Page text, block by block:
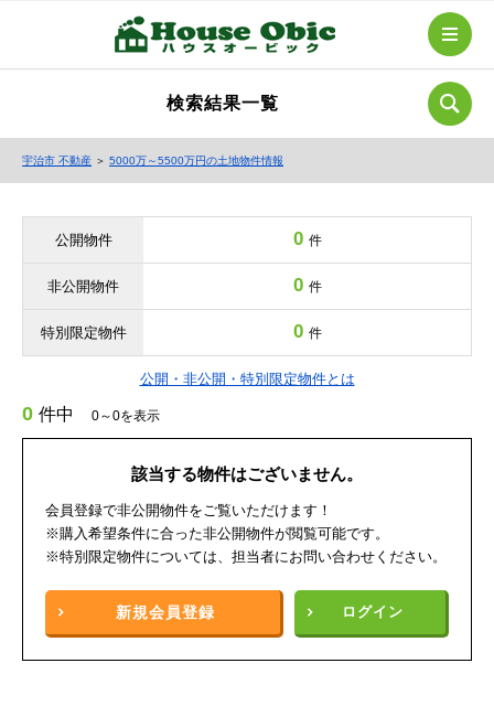
検索結果一覧
宇治市 不動産 ＞ 5000万～5500万円の土地物件情報
公開物件 0 件
非公開物件 0 件
特別限定物件 0 件
公開・非公開・特別限定物件とは
0 件中 0～0を表示
該当する物件はございません。
会員登録で非公開物件をご覧いただけます！
※購入希望条件に合った非公開物件が閲覧可能です。
※特別限定物件については、担当者にお問い合わせください。
新規会員登録 ログイン